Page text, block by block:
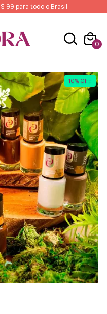
99 para todo o Brasil
0
10% OFF